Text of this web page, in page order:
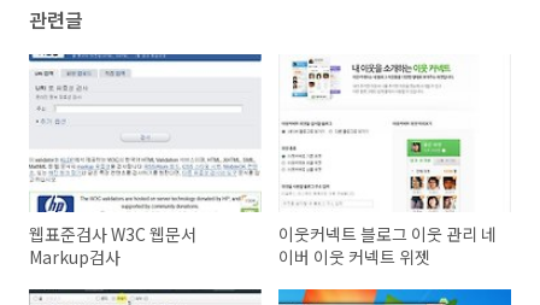
관련글
웹표준검사 W3C 웹문서
Markup검사
이웃커넥트 블로그 이웃 관리 네
이버 이웃 커넥트 위젯